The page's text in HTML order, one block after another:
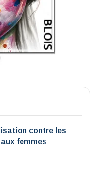
contre les
femmes